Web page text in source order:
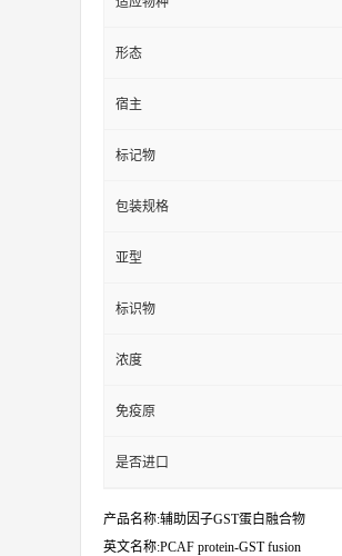
形态
宿主
标记物
包装规格
亚型
标识物
浓度
免疫原
是否进口
产品名称:辅助因子GST蛋白融合物
英文名称:PCAF protein-GST fusion